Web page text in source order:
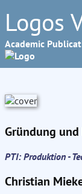
Logos
Academic
Gründung
PTI: Produktion -
Christian